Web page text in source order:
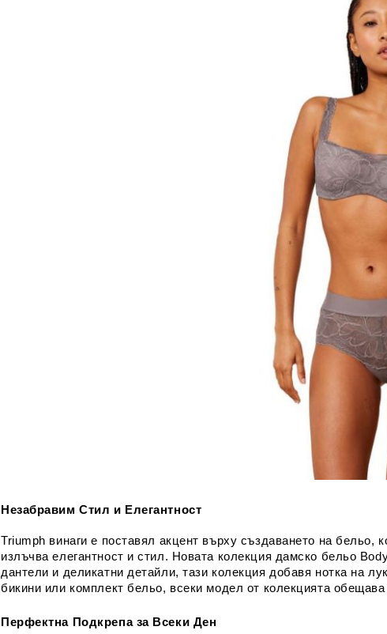
Незабравим Стил и Елегантност
Triumph винаги е поставял акцент върху създаването на бельо,
излъчва елегантност и стил. Новата колекция дамско бельо
дантели и деликатни детайли, тази колекция добавя нотка на
бикини или комплект бельо, всеки модел от колекцията
Перфектна Подкрепа за Всеки Ден